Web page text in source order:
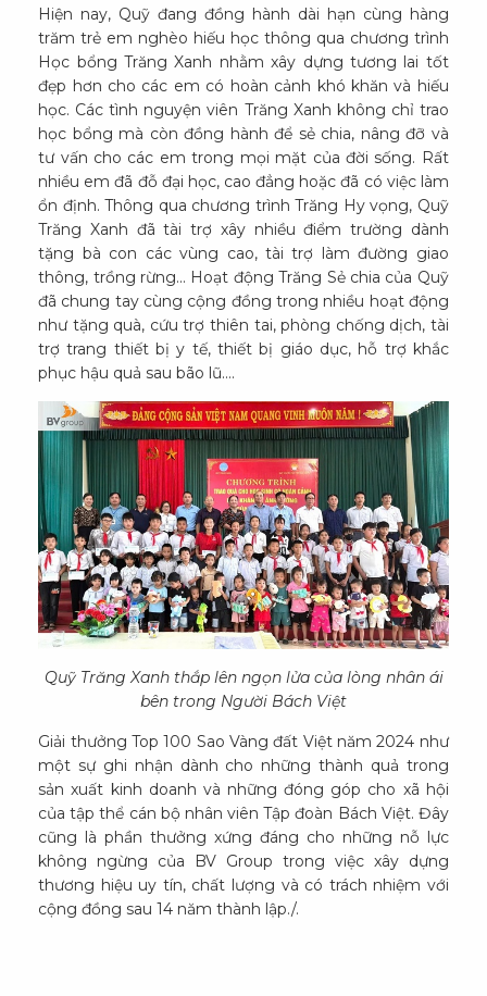
Hiện nay, Quỹ đang đồng hành dài hạn cùng hàng
trăm trẻ em nghèo hiếu học thông qua chương trình
Học bổng Trăng Xanh nhằm xây dựng tương lai tốt
đẹp hơn cho các em có hoàn cảnh khó khăn và hiếu
học. Các tình nguyện viên Trăng Xanh không chỉ trao
học bổng mà còn đồng hành để sẻ chia, nâng đỡ và
tư vấn cho các em trong mọi mặt của đời sống. Rất
nhiều em đã đỗ đại học, cao đẳng hoặc đã có việc làm
ổn định. Thông qua chương trình Trăng Hy vọng, Quỹ
Trăng Xanh đã tài trợ xây nhiều điểm trường dành
tặng bà con các vùng cao, tài trợ làm đường giao
thông, trồng rừng... Hoạt động Trăng Sẻ chia của Quỹ
đã chung tay cùng cộng đồng trong nhiều hoạt động
như tặng quà, cứu trợ thiên tai, phòng chống dịch, tài
trợ trang thiết bị y tế, thiết bị giáo dục, hỗ trợ khắc
phục hậu quả sau bão lũ….
Quỹ Trăng Xanh thắp lên ngọn lửa của lòng nhân ái
bên trong Người Bách Việt
Giải thưởng Top 100 Sao Vàng đất Việt năm 2024 như
một sự ghi nhận dành cho những thành quả trong
sản xuất kinh doanh và những đóng góp cho xã hội
của tập thể cán bộ nhân viên Tập đoàn Bách Việt. Đây
cũng là phần thưởng xứng đáng cho những nỗ lực
không ngừng của BV Group trong việc xây dựng
thương hiệu uy tín, chất lượng và có trách nhiệm với
cộng đồng sau 14 năm thành lập./.